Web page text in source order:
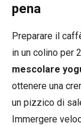
pena
Preparare il
in un colino per
mescolare
ottenere una
un pizzico di
Immergere